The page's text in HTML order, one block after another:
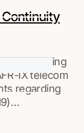
Planning
IX telecom
regarding